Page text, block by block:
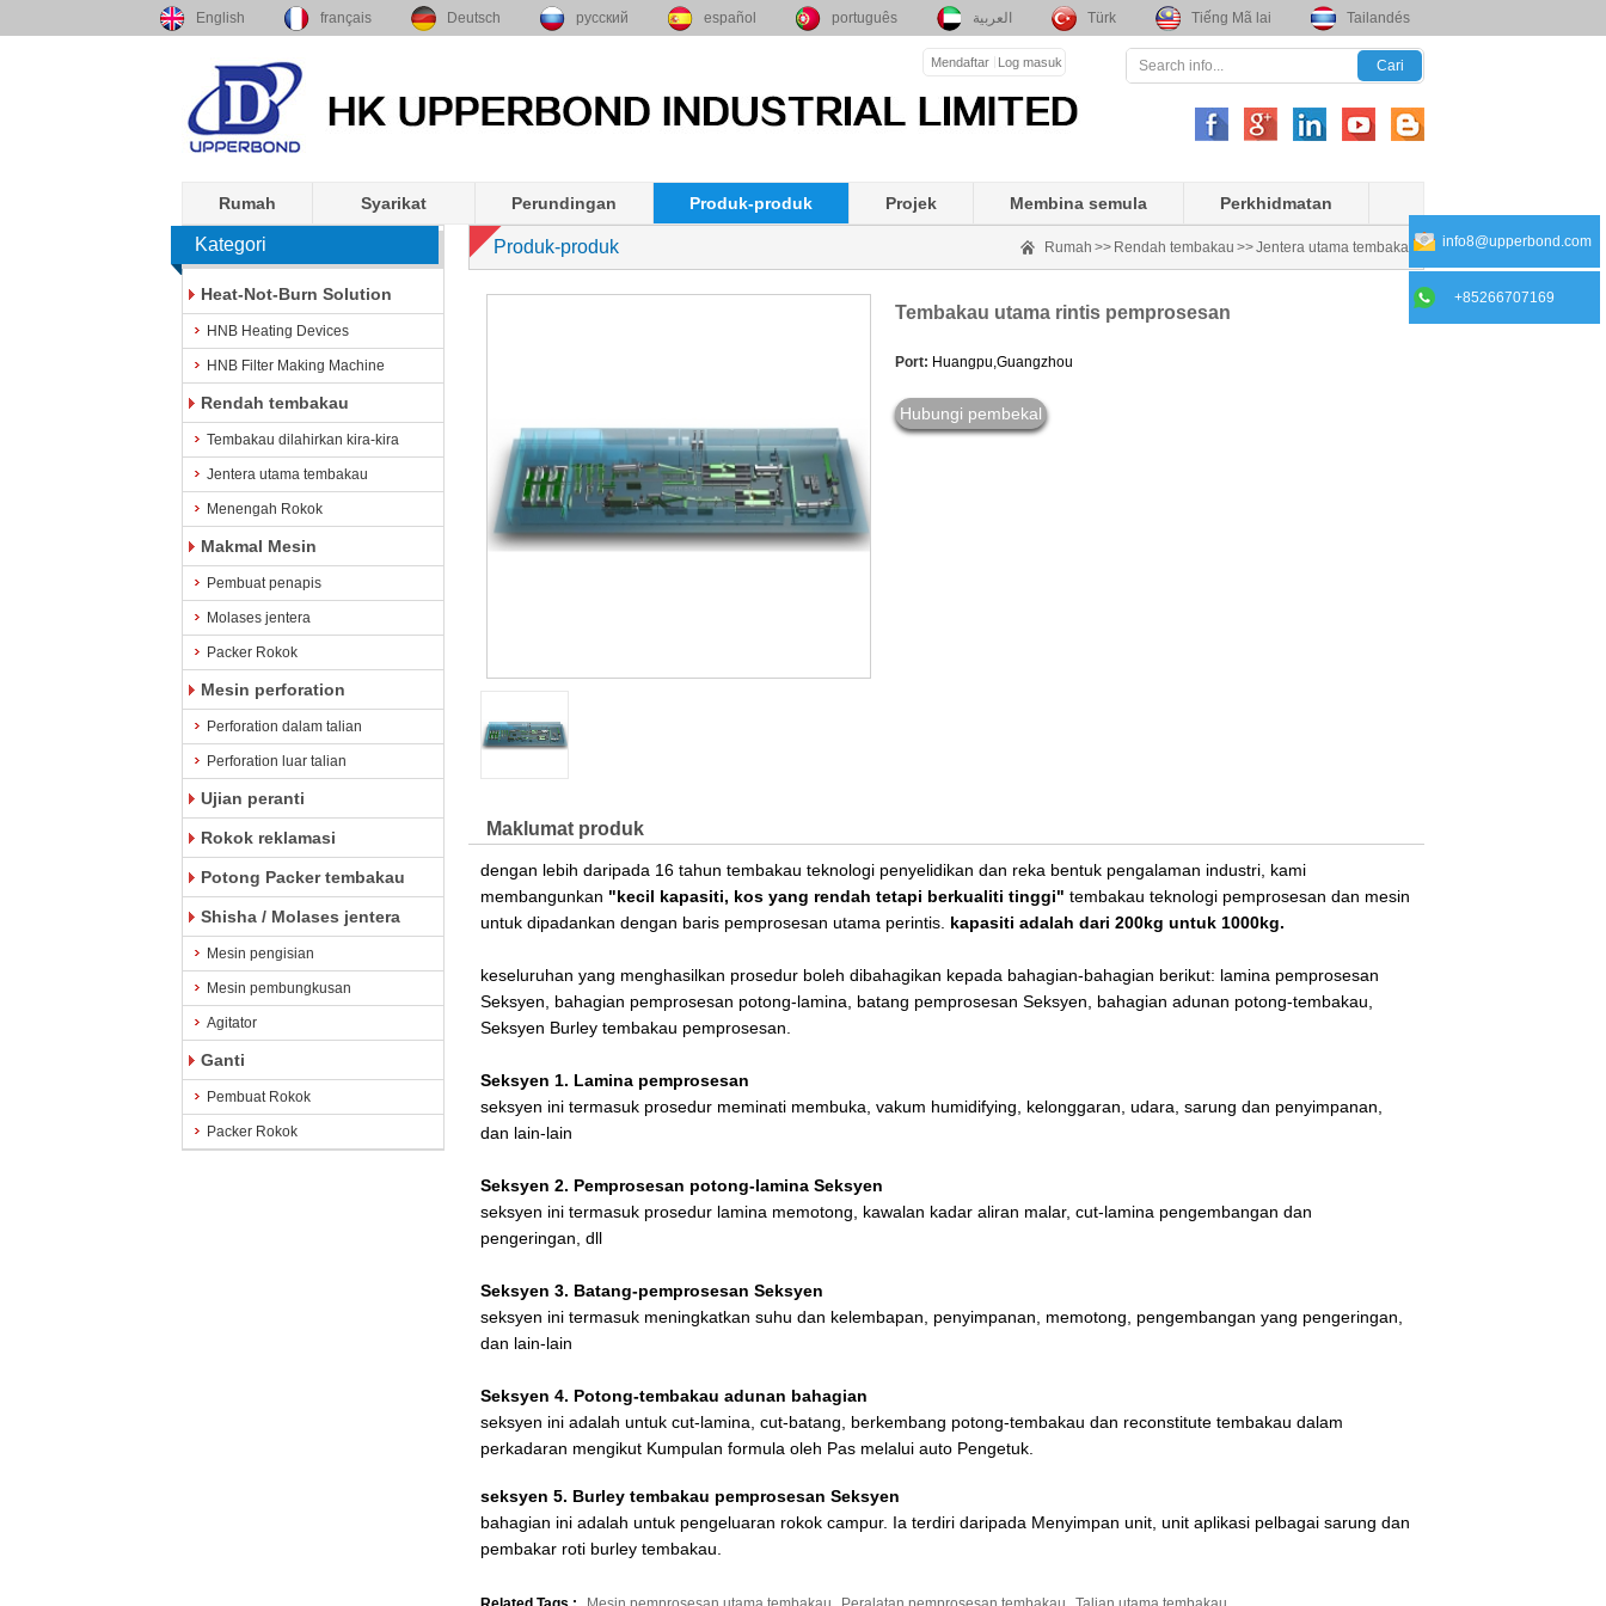
English français Deutsch русский español português العربية Türk Tiếng Mã lai Tailandés
Mendaftar Log masuk
Rumah Syarikat Perundingan Produk-produk Projek Membina semula Perkhidmatan
Kategori
Heat-Not-Burn Solution
HNB Heating Devices
HNB Filter Making Machine
Rendah tembakau
Tembakau dilahirkan kira-kira
Jentera utama tembakau
Menengah Rokok
Makmal Mesin
Pembuat penapis
Molases jentera
Packer Rokok
Mesin perforation
Perforation dalam talian
Perforation luar talian
Ujian peranti
Rokok reklamasi
Potong Packer tembakau
Shisha / Molases jentera
Mesin pengisian
Mesin pembungkusan
Agitator
Ganti
Pembuat Rokok
Packer Rokok
Produk-produk Rumah >> Rendah tembakau >>Jentera utama tembakau
Tembakau utama rintis pemprosesan
Port: Huangpu,Guangzhou
Hubungi pembekal
Maklumat produk
dengan lebih daripada 16 tahun tembakau teknologi penyelidikan dan reka bentuk pengalaman industri, kami
membangunkan "kecil kapasiti, kos yang rendah tetapi berkualiti tinggi" tembakau teknologi pemprosesan dan mesin
untuk dipadankan dengan baris pemprosesan utama perintis. kapasiti adalah dari 200kg untuk 1000kg.
keseluruhan yang menghasilkan prosedur boleh dibahagikan kepada bahagian-bahagian berikut: lamina pemprosesan
Seksyen, bahagian pemprosesan potong-lamina, batang pemprosesan Seksyen, bahagian adunan potong-tembakau,
Seksyen Burley tembakau pemprosesan.
Seksyen 1. Lamina pemprosesan
seksyen ini termasuk prosedur meminati membuka, vakum humidifying, kelonggaran, udara, sarung dan penyimpanan,
dan lain-lain
Seksyen 2. Pemprosesan potong-lamina Seksyen
seksyen ini termasuk prosedur lamina memotong, kawalan kadar aliran malar, cut-lamina pengembangan dan
pengeringan, dll
Seksyen 3. Batang-pemprosesan Seksyen
seksyen ini termasuk meningkatkan suhu dan kelembapan, penyimpanan, memotong, pengembangan yang pengeringan,
dan lain-lain
Seksyen 4. Potong-tembakau adunan bahagian
seksyen ini adalah untuk cut-lamina, cut-batang, berkembang potong-tembakau dan reconstitute tembakau dalam
perkadaran mengikut Kumpulan formula oleh Pas melalui auto Pengetuk.
seksyen 5. Burley tembakau pemprosesan Seksyen
bahagian ini adalah untuk pengeluaran rokok campur. Ia terdiri daripada Menyimpan unit, unit aplikasi pelbagai sarung dan
pembakar roti burley tembakau.
info8@upperbond.com
+85266707169